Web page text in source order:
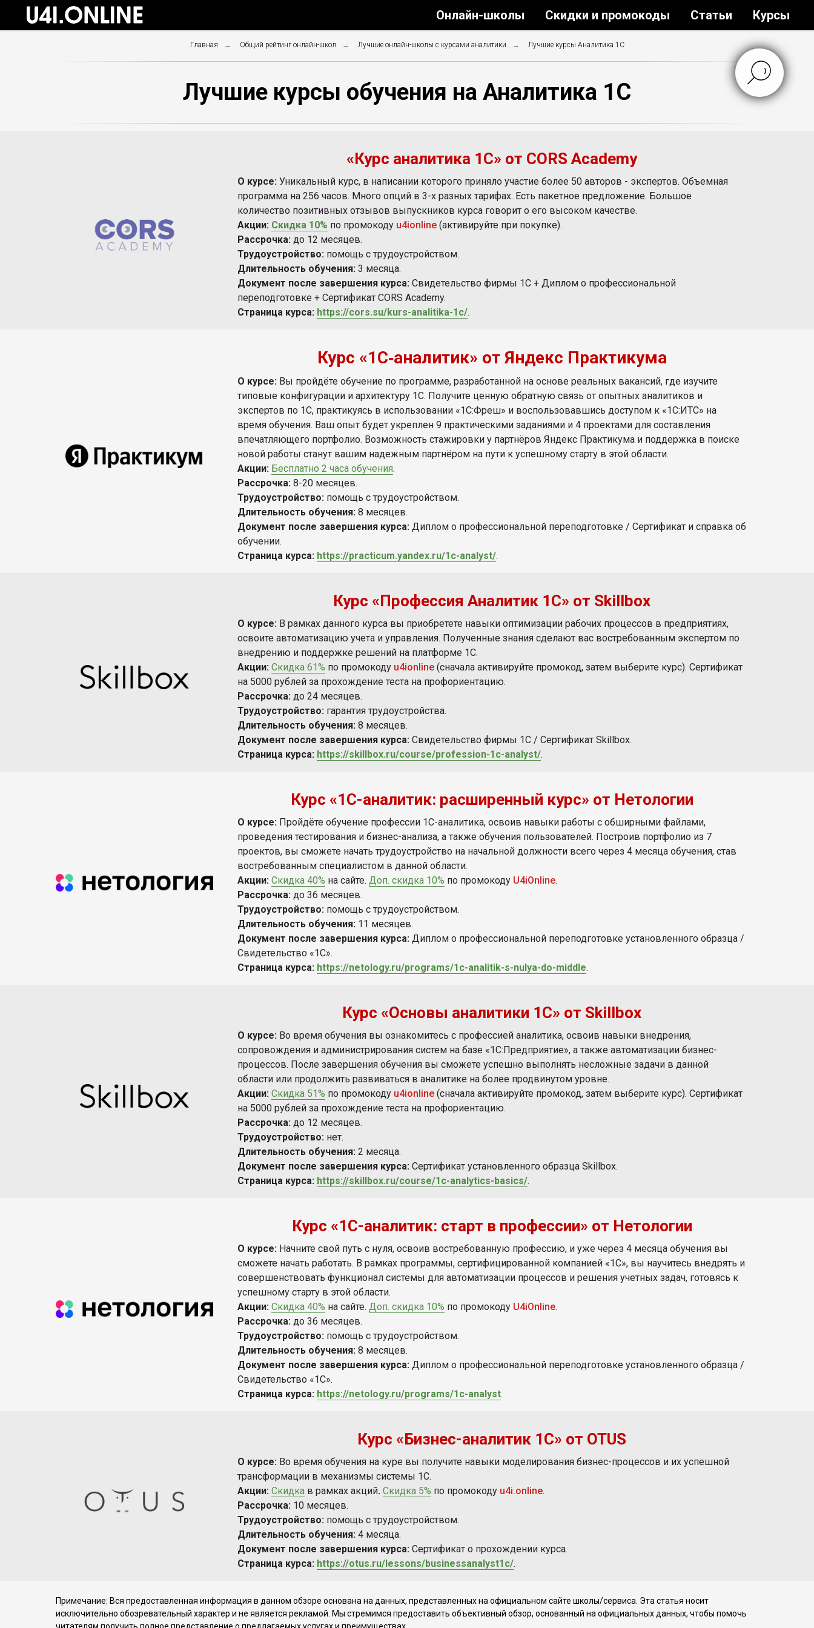
Онлайн-школы Скидки и промокоды Статьи Курсы
Главная → Общий рейтинг онлайн-школ → Лучшие онлайн-школы с курсами аналитики → Лучшие курсы Аналитика 1С
Лучшие курсы обучения на Аналитика 1С
«Курс аналитика 1С» от CORS Academy
О курсе: Уникальный курс, в написании которого приняло участие более 50 авторов - экспертов. Объемная
программа на 256 часов. Много опций в 3-х разных тарифах. Есть пакетное предложение. Большое
количество позитивных отзывов выпускников курса говорит о его высоком качестве.
Акции: Скидка 10% по промокоду u4ionline (активируйте при покупке).
Рассрочка: до 12 месяцев.
Трудоустройство: помощь с трудоустройством.
Длительность обучения: 3 месяца.
Документ после завершения курса: Свидетельство фирмы 1С + Диплом о профессиональной
переподготовке + Сертификат CORS Academy.
Страница курса: https://cors.su/kurs-analitika-1c/.
Курс «1С‑аналитик» от Яндекс Практикума
О курсе: Вы пройдёте обучение по программе, разработанной на основе реальных вакансий, где изучите
типовые конфигурации и архитектуру 1С. Получите ценную обратную связь от опытных аналитиков и
экспертов по 1С, практикуясь в использовании «1С:Фреш» и воспользовавшись доступом к «1С:ИТС» на
время обучения. Ваш опыт будет укреплен 9 практическими заданиями и 4 проектами для составления
впечатляющего портфолио. Возможность стажировки у партнёров Яндекс Практикума и поддержка в поиске
новой работы станут вашим надежным партнёром на пути к успешному старту в этой области.
Акции: Бесплатно 2 часа обучения.
Рассрочка: 8-20 месяцев.
Трудоустройство: помощь с трудоустройством.
Длительность обучения: 8 месяцев.
Документ после завершения курса: Диплом о профессиональной переподготовке / Сертификат и справка об
обучении.
Страница курса: https://practicum.yandex.ru/1c-analyst/.
Курс «Профессия Аналитик 1С» от Skillbox
О курсе: В рамках данного курса вы приобретете навыки оптимизации рабочих процессов в предприятиях,
освоите автоматизацию учета и управления. Полученные знания сделают вас востребованным экспертом по
внедрению и поддержке решений на платформе 1С.
Акции: Скидка 61% по промокоду u4ionline (сначала активируйте промокод, затем выберите курс). Сертификат
на 5000 рублей за прохождение теста на профориентацию.
Рассрочка: до 24 месяцев.
Трудоустройство: гарантия трудоустройства.
Длительность обучения: 8 месяцев.
Документ после завершения курса: Свидетельство фирмы 1С / Сертификат Skillbox.
Страница курса: https://skillbox.ru/course/profession-1c-analyst/.
Курс «1C-аналитик: расширенный курс» от Нетологии
О курсе: Пройдёте обучение профессии 1С-аналитика, освоив навыки работы с обширными файлами,
проведения тестирования и бизнес-анализа, а также обучения пользователей. Построив портфолио из 7
проектов, вы сможете начать трудоустройство на начальной должности всего через 4 месяца обучения, став
востребованным специалистом в данной области.
Акции: Скидка 40% на сайте. Доп. скидка 10% по промокоду U4iOnline.
Рассрочка: до 36 месяцев.
Трудоустройство: помощь с трудоустройством.
Длительность обучения: 11 месяцев.
Документ после завершения курса: Диплом о профессиональной переподготовке установленного образца /
Свидетельство «1С».
Страница курса: https://netology.ru/programs/1c-analitik-s-nulya-do-middle.
Курс «Основы аналитики 1C» от Skillbox
О курсе: Во время обучения вы ознакомитесь с профессией аналитика, освоив навыки внедрения,
сопровождения и администрирования систем на базе «1С:Предприятие», а также автоматизации бизнес-
процессов. После завершения обучения вы сможете успешно выполнять несложные задачи в данной
области или продолжить развиваться в аналитике на более продвинутом уровне.
Акции: Скидка 51% по промокоду u4ionline (сначала активируйте промокод, затем выберите курс). Сертификат
на 5000 рублей за прохождение теста на профориентацию.
Рассрочка: до 12 месяцев.
Трудоустройство: нет.
Длительность обучения: 2 месяца.
Документ после завершения курса: Сертификат установленного образца Skillbox.
Страница курса: https://skillbox.ru/course/1c-analytics-basics/.
Курс «1C-аналитик: старт в профессии» от Нетологии
О курсе: Начните свой путь с нуля, освоив востребованную профессию, и уже через 4 месяца обучения вы
сможете начать работать. В рамках программы, сертифицированной компанией «1С», вы научитесь внедрять и
совершенствовать функционал системы для автоматизации процессов и решения учетных задач, готовясь к
успешному старту в этой области.
Акции: Скидка 40% на сайте. Доп. скидка 10% по промокоду U4iOnline.
Рассрочка: до 36 месяцев.
Трудоустройство: помощь с трудоустройством.
Длительность обучения: 8 месяцев.
Документ после завершения курса: Диплом о профессиональной переподготовке установленного образца /
Свидетельство «1С».
Страница курса: https://netology.ru/programs/1c-analyst.
Курс «Бизнес-аналитик 1С» от OTUS
О курсе: Во время обучения на куре вы получите навыки моделирования бизнес-процессов и их успешной
трансформации в механизмы системы 1С.
Акции: Скидка в рамках акций. Скидка 5% по промокоду u4i.online.
Рассрочка: 10 месяцев.
Трудоустройство: помощь с трудоустройством.
Длительность обучения: 4 месяца.
Документ после завершения курса: Сертификат о прохождении курса.
Страница курса: https://otus.ru/lessons/businessanalyst1c/.
Примечание: Вся предоставленная информация в данном обзоре основана на данных, представленных на официальном сайте школы/сервиса. Эта статья носит
исключительно обозревательный характер и не является рекламой. Мы стремимся предоставить объективный обзор, основанный на официальных данных, чтобы помочь